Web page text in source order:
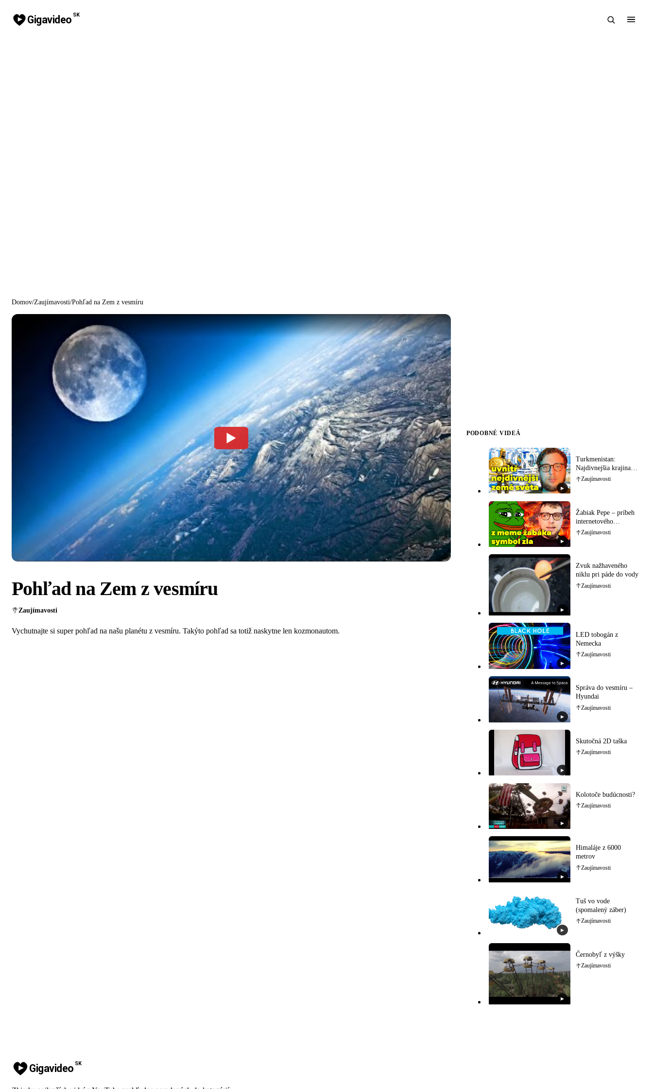
Gigavideo SK
Domov/Zaujímavosti/Pohľad na Zem z vesmíru
Pohľad na Zem z vesmíru
Zaujímavosti
Vychutnajte si super pohľad na našu planétu z vesmíru. Takýto pohľad sa totiž naskytne len kozmonautom.
PODOBNÉ VIDEÁ
▶
Turkmenistan:
Najdivnejšia krajina
sveta
Zaujímavosti
▶
Žabiak Pepe – príbeh
internetového
memečka
Zaujímavosti
▶
Zvuk nažhaveného
niklu pri páde do vody
Zaujímavosti
▶
LED tobogán z
Nemecka
Zaujímavosti
▶
Správa do vesmíru –
Hyundai
Zaujímavosti
▶
Skutočná 2D taška
Zaujímavosti
▶
Kolotoče budúcnosti?
Zaujímavosti
▶
Himaláje z 6000
metrov
Zaujímavosti
▶
Tuš vo vode
(spomalený záber)
Zaujímavosti
▶
Černobyľ z výšky
Zaujímavosti
Gigavideo SK